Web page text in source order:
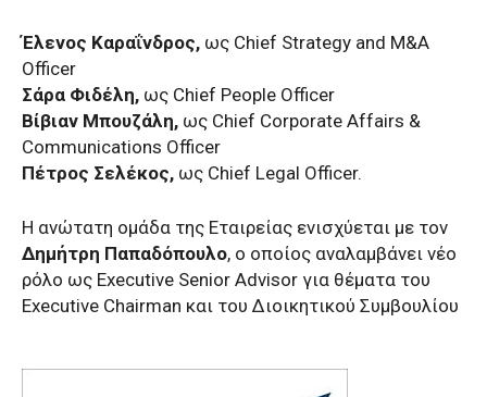
Έλενος Καραΐνδρος, ως Chief Strategy and M&A
Officer
Σάρα Φιδέλη, ως Chief People Officer
Βίβιαν Μπουζάλη, ως Chief Corporate Affairs &
Communications Officer
Πέτρος Σελέκος, ως Chief Legal Officer.
Η ανώτατη ομάδα της Εταιρείας ενισχύεται με τον
Δημήτρη Παπαδόπουλο, ο οποίος αναλαμβάνει νέο
ρόλο ως Executive Senior Advisor για θέματα του
Executive Chairman και του Διοικητικού Συμβουλίου